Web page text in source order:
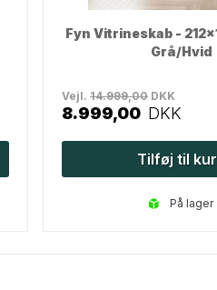
Fyn Vitrineskab -
Grå/Hvid
Vejl. 14.999,00 DKK
8.999,00 DKK
Tilføj til
på lager